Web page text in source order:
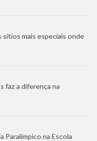
sítios mais especiais onde
faz a diferença na
Paralímpico na Escola